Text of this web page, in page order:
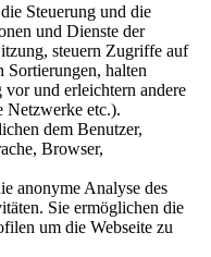
Steuerung und die
und Dienste der
steuern Zugriffe auf
Sortierungen, halten
und erleichtern andere
Netzwerke etc.).
dem Benutzer,
Browser,
anonyme Analyse des
Sie ermöglichen die
um die Webseite zu